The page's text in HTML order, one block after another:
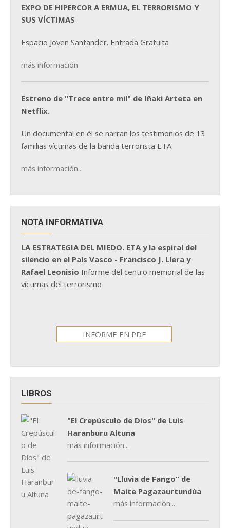
EXPO DE HIPERCOR A ERMUA, EL TERRORISMO Y
SUS VÍCTIMAS
Espacio Joven Santander. Entrada Gratuita
más información
Estreno de "Trece entre mil" de Iñaki Arteta en
Netflix.
Un documental en él se narran los testimonios de 13
familias víctimas de la banda terrorista ETA.
más información...
NOTA INFORMATIVA
LA ESTRATEGIA DEL MIEDO. ETA y la espiral del
silencio en el País Vasco - Francisco J. Llera y
Rafael Leonisio Informe del centro memorial de las
víctimas del terrorismo
INFORME EN PDF
LIBROS
"El Crepúsculo de Dios" de Luis
Haranburu Altuna
más información...
"Lluvia de Fango” de
Maite Pagazaurtundúa
más información...